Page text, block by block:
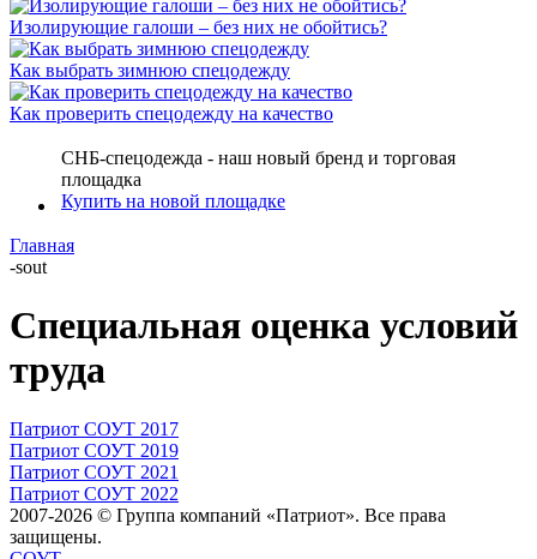
Изолирующие галоши – без них не обойтись?
Как выбрать зимнюю спецодежду
Как проверить спецодежду на качество
СНБ-спецодежда - наш новый бренд и торговая
площадка
Купить на новой площадке
Главная
-sout
Специальная оценка условий
труда
Патриот СОУТ 2017
Патриот СОУТ 2019
Патриот СОУТ 2021
Патриот СОУТ 2022
2007-2026 © Группа компаний «Патриот». Все права
защищены.